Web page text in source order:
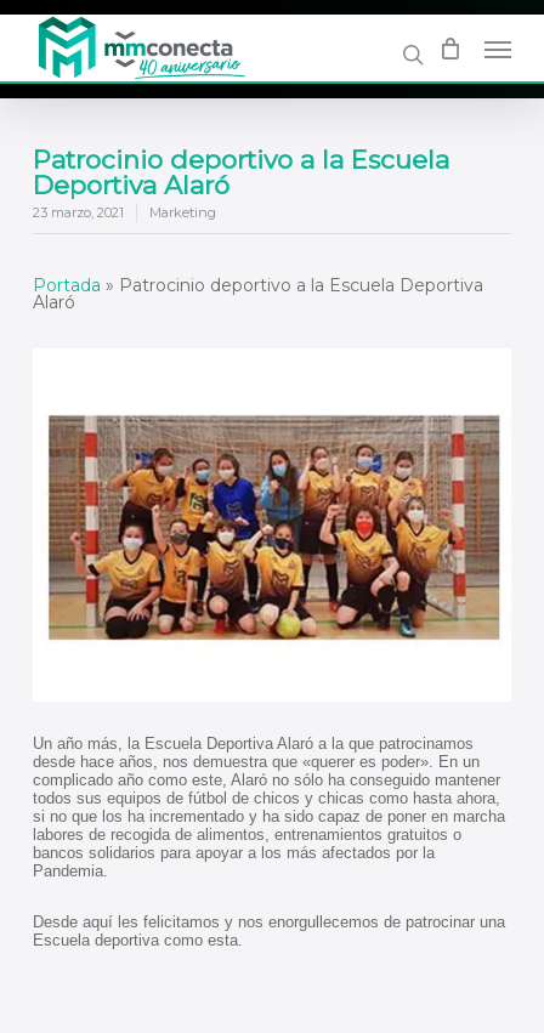
content
Patrocinio deportivo a la Escuela
Deportiva Alaró
23 marzo, 2021 Marketing
Portada » Patrocinio deportivo a la Escuela Deportiva
Alaró
Un año más, la Escuela Deportiva Alaró a la que patrocinamos
desde hace años, nos demuestra que «querer es poder». En un
complicado año como este, Alaró no sólo ha conseguido mantener
todos sus equipos de fútbol de chicos y chicas como hasta ahora,
si no que los ha incrementado y ha sido capaz de poner en marcha
labores de recogida de alimentos, entrenamientos gratuitos o
bancos solidarios para apoyar a los más afectados por la
Pandemia.
Desde aquí les felicitamos y nos enorgullecemos de patrocinar una
Escuela deportiva como esta.